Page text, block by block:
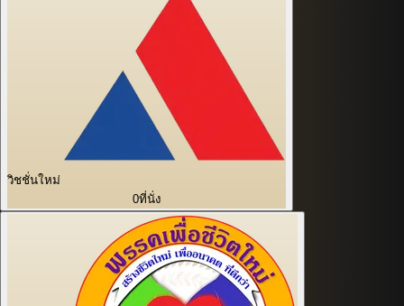
วิชชั่นใหม่
0ที่นั่ง